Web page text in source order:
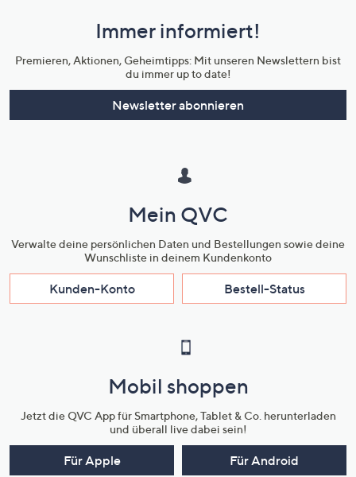
Unternehmensinformationen
Immer informiert!
Premieren, Aktionen, Geheimtipps: Mit unseren Newslettern bist
du immer up to date!
Newsletter abonnieren
Mein QVC
Verwalte deine persönlichen Daten und Bestellungen sowie deine
Wunschliste in deinem Kundenkonto
Kunden-Konto Bestell-Status
Mobil shoppen
Jetzt die QVC App für Smartphone, Tablet & Co. herunterladen
und überall live dabei sein!
Für Apple Für Android